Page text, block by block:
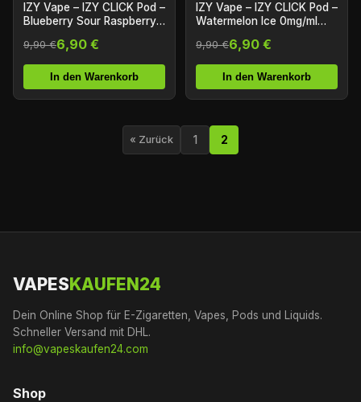
IZY Vape – IZY CLICK Pod –
Blueberry Sour Raspberry
9,90 €6,90 €
In den Warenkorb
IZY Vape – IZY CLICK Pod –
Watermelon Ice 0mg/ml
9,90 €6,90 €
In den Warenkorb
« Zurück 1 2
VAPESKAUFEN24
Dein Online Shop für E-Zigaretten, Vapes, Pods und Liquids.
Schneller Versand mit DHL.
info@vapeskaufen24.com
Shop